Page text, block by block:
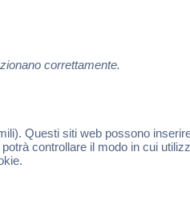
correttamente.
Questi siti web possono
controllare il modo in cui